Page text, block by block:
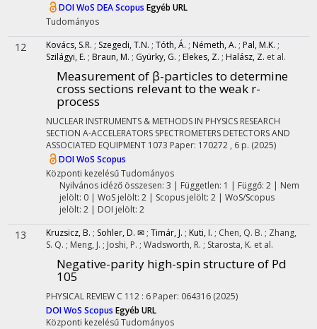
DOIWoS DEAScopus Egyéb URL
Tudományos
12 Kovács, S.R. ; Szegedi, T.N. ; Tóth, Á. ; Németh, A. ; Pal, M.K. ;
Szilágyi, E. ; Braun, M. ; Gyürky, G. ; Elekes, Z. ; Halász, Z. et al.
Measurement of β-particles to determine
cross sections relevant to the weak r-
process
NUCLEAR INSTRUMENTS & METHODS IN PHYSICS RESEARCH
SECTION A-ACCELERATORS SPECTROMETERS DETECTORS AND
ASSOCIATED EQUIPMENT 1073 Paper: 170272 , 6 p. (2025)
DOIWoS Scopus
Központi kezelésűTudományos
Nyilvános idéző összesen: 3 | Független: 1 | Függő: 2 | Nem
jelölt: 0 | WoS jelölt: 2 | Scopus jelölt: 2 | WoS/Scopus
jelölt: 2 | DOI jelölt: 2
13 Kruzsicz, B. ; Sohler, D. ✉ ; Timár, J. ; Kuti, I. ; Chen, Q. B. ; Zhang,
S. Q. ; Meng, J. ; Joshi, P. ; Wadsworth, R. ; Starosta, K. et al.
Negative-parity high-spin structure of Pd
105
PHYSICAL REVIEW C 112 : 6 Paper: 064316 (2025)
DOIWoS Scopus Egyéb URL
Központi kezelésűTudományos